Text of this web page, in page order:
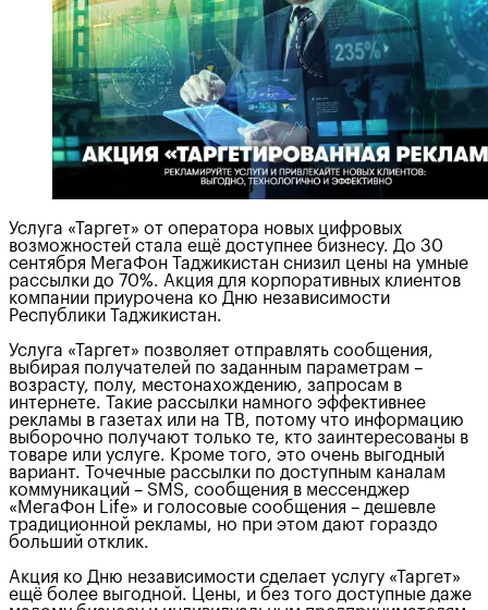
Услуга «Таргет» от оператора новых цифровых
возможностей стала ещё доступнее бизнесу. До 30
сентября МегаФон Таджикистан снизил цены на умные
рассылки до 70%. Акция для корпоративных клиентов
компании приурочена ко Дню независимости
Республики Таджикистан.
Услуга «Таргет» позволяет отправлять сообщения,
выбирая получателей по заданным параметрам –
возрасту, полу, местонахождению, запросам в
интернете. Такие рассылки намного эффективнее
рекламы в газетах или на ТВ, потому что информацию
выборочно получают только те, кто заинтересованы в
товаре или услуге. Кроме того, это очень выгодный
вариант. Точечные рассылки по доступным каналам
коммуникаций – SMS, сообщения в мессенджер
«МегаФон Life» и голосовые сообщения – дешевле
традиционной рекламы, но при этом дают гораздо
больший отклик.
Акция ко Дню независимости сделает услугу «Таргет»
ещё более выгодной. Цены, и без того доступные даже